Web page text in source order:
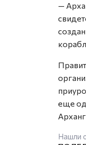
—
еще
Нашли